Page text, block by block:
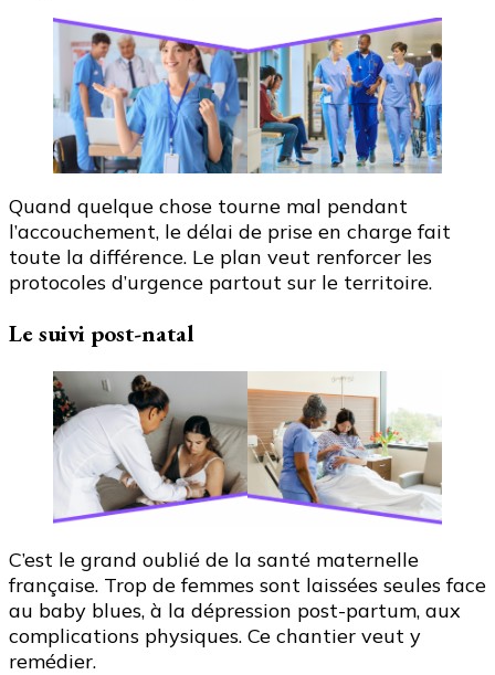
Quand quelque chose tourne mal pendant
l’accouchement, le délai de prise en charge fait
toute la différence. Le plan veut renforcer les
protocoles d’urgence partout sur le territoire.
Le suivi post-natal
C’est le grand oublié de la santé maternelle
française. Trop de femmes sont laissées seules face
au baby blues, à la dépression post-partum, aux
complications physiques. Ce chantier veut y
remédier.